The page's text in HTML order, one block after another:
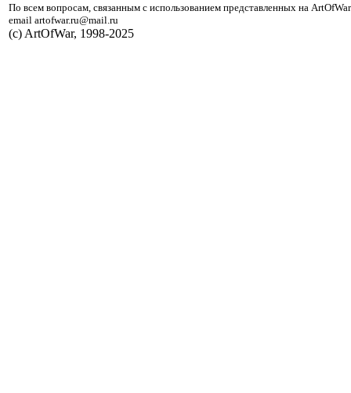
По всем вопросам, связанным с использованием представленных на
email artofwar.ru@mail.ru
(с) ArtOfWar, 1998-2025